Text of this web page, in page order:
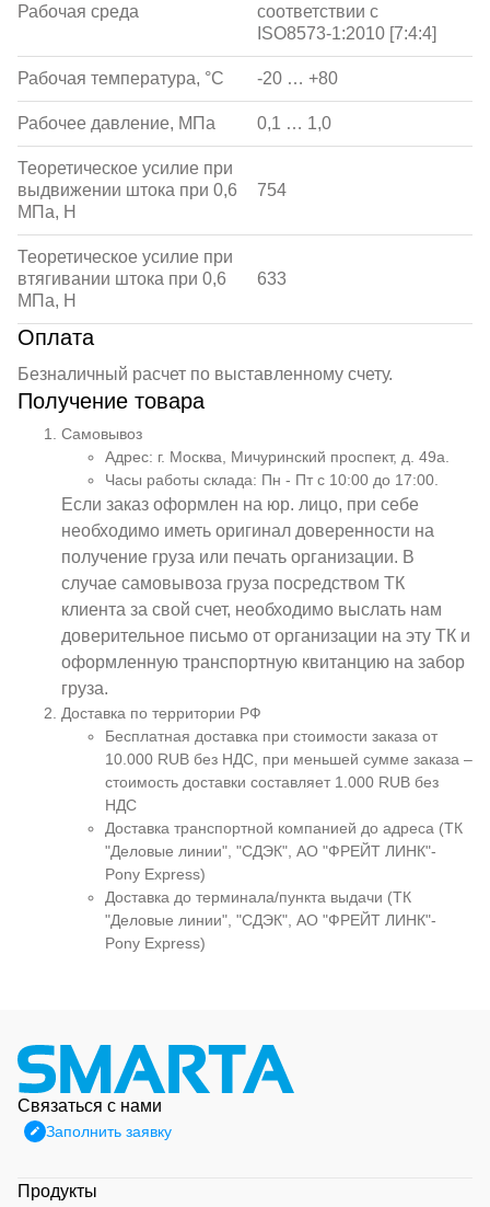
Рабочая среда
соответствии с
ISO8573-1:2010 [7:4:4]
Рабочая температура, °С -20 … +80
Рабочее давление, МПа 0,1 … 1,0
Теоретическое усилие при
выдвижении штока при 0,6
МПа, Н
754
Теоретическое усилие при
втягивании штока при 0,6
МПа, Н
633
Оплата
Безналичный расчет по выставленному счету.
Получение товара
Самовывоз
Адрес: г. Москва, Мичуринский проспект, д. 49а.
Часы работы склада: Пн - Пт с 10:00 до 17:00.
Если заказ оформлен на юр. лицо, при себе
необходимо иметь оригинал доверенности на
получение груза или печать организации. В
случае самовывоза груза посредством ТК
клиента за свой счет, необходимо выслать нам
доверительное письмо от организации на эту ТК и
оформленную транспортную квитанцию на забор
груза.
Доставка по территории РФ
Бесплатная доставка при стоимости заказа от
10.000 RUB без НДС, при меньшей сумме заказа –
стоимость доставки составляет 1.000 RUB без
НДС
Доставка транспортной компанией до адреса (ТК
"Деловые линии", "СДЭК", АО "ФРЕЙТ ЛИНК"-
Pony Express)
Доставка до терминала/пункта выдачи (ТК
"Деловые линии", "СДЭК", АО "ФРЕЙТ ЛИНК"-
Pony Express)
Связаться с нами
Заполнить заявку
Продукты